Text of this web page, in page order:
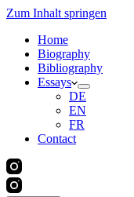
Zum Inhalt springen
Home
Biography
Bibliography
Essays
DE
EN
FR
Contact